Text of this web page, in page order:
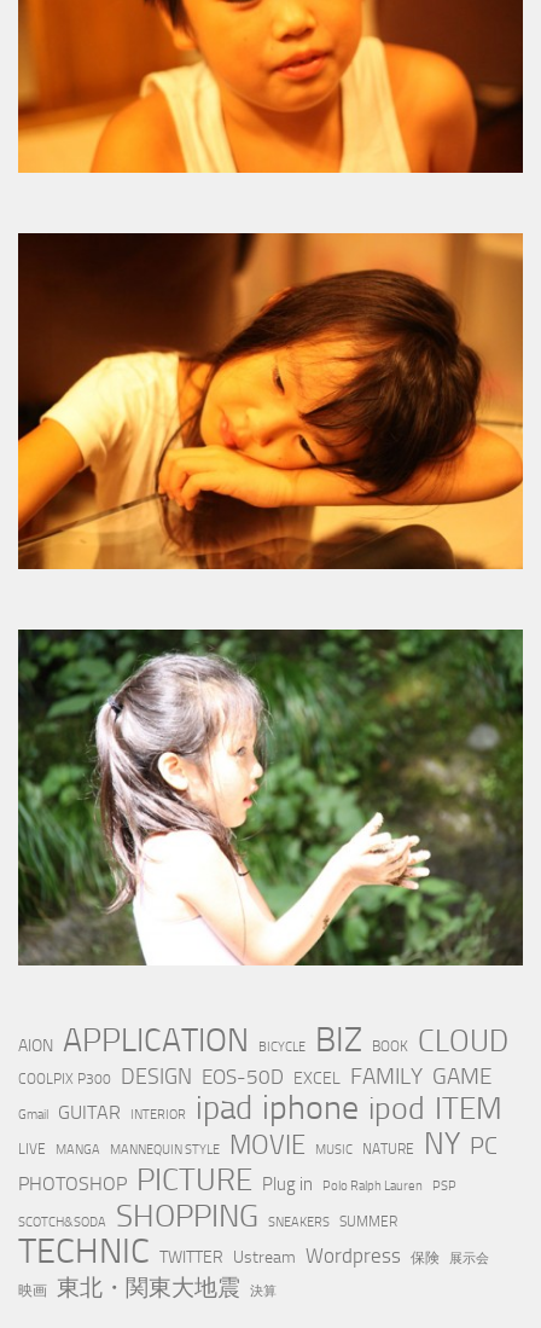
AION APPLICATION BICYCLE BIZ BOOK CLOUD
COOLPIX P300 DESIGN EOS-50D EXCEL FAMILY GAME
Gmail GUITAR INTERIOR ipad iphone ipod ITEM
LIVE MANGA MANNEQUIN STYLE MOVIE MUSIC NATURE NY PC
PHOTOSHOP PICTURE Plug in Polo Ralph Lauren PSP
SCOTCH&SODA SHOPPING SNEAKERS SUMMER
TECHNIC TWITTER Ustream Wordpress 保険 展示会
映画 東北・関東大地震 決算